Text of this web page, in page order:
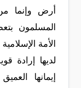
أرض وإنما
المسلمون
الأمة
لديها إرادة
إيمانها